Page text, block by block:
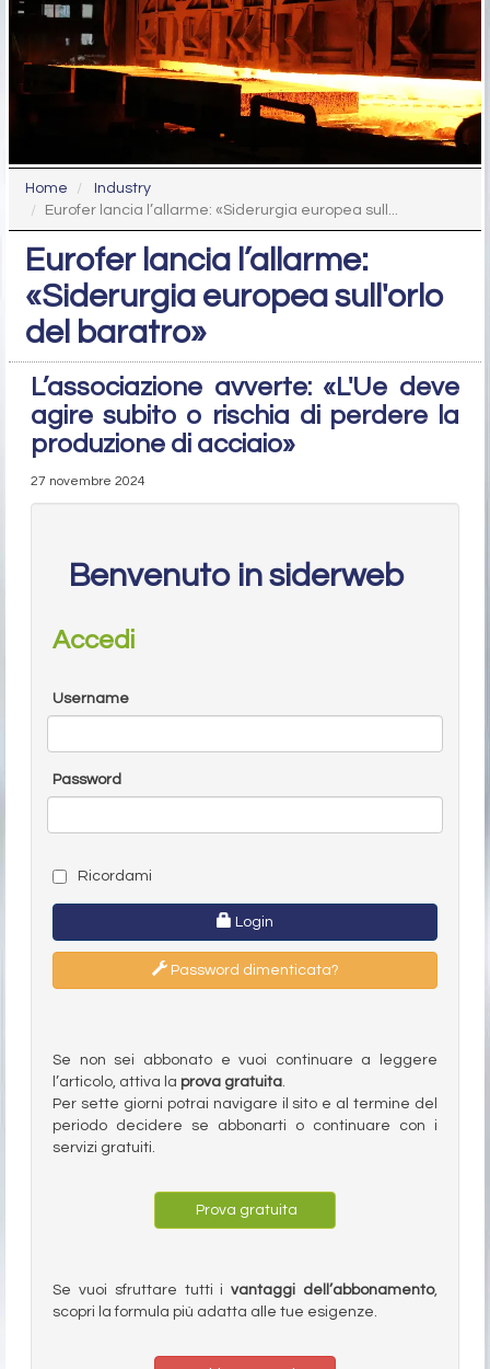
Home
Industry
Eurofer lancia l’allarme: «Siderurgia europea sull...
Eurofer lancia l’allarme:
«Siderurgia europea sull'orlo
del baratro»
L’associazione avverte: «L'Ue deve
agire subito o rischia di perdere la
produzione di acciaio»
27 novembre 2024
Benvenuto in siderweb
Accedi
Username
Password
Ricordami
Login
Password dimenticata?
Se non sei abbonato e vuoi continuare a leggere
l’articolo, attiva la prova gratuita.
Per sette giorni potrai navigare il sito e al termine del
periodo decidere se abbonarti o continuare con i
servizi gratuiti.
Prova gratuita
Se vuoi sfruttare tutti ivantaggi dell’abbonamento,
scopri la formula più adatta alle tue esigenze.